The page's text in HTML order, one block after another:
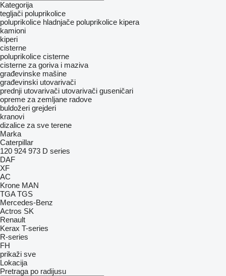
Kategorija
tegljači poluprikolice
poluprikolice hladnjače poluprikolice kipera
kamioni
kiperi
cisterne
poluprikolice cisterne
cisterne za goriva i maziva
građevinske mašine
građevinski utovarivači
prednji utovarivači utovarivači guseničari
opreme za zemljane radove
buldožeri grejderi
kranovi
dizalice za sve terene
Marka
Caterpillar
120 924 973 D series
DAF
XF
AC
Krone MAN
TGA TGS
Mercedes-Benz
Actros SK
Renault
Kerax T-series
R-series
FH
prikaži sve
Lokacija
Pretraga po radijusu